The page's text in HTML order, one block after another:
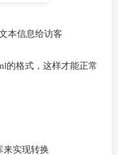
本信息给访客
的格式，这样才能正常
来实现转换